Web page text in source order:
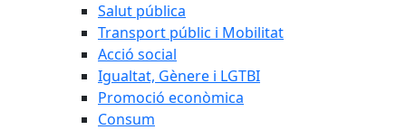
Salut pública
Transport públic i Mobilitat
Acció social
Igualtat, Gènere i LGTBI
Promoció econòmica
Consum